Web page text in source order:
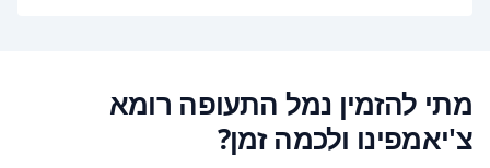
מתי להזמין נמל התעופה רומא
צ'יאמפינו ולכמה זמן?